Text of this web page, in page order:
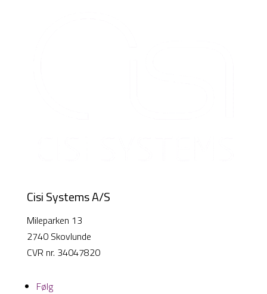
Cisi Systems A/S
Mileparken 13
2740 Skovlunde
CVR nr. 34047820
Følg